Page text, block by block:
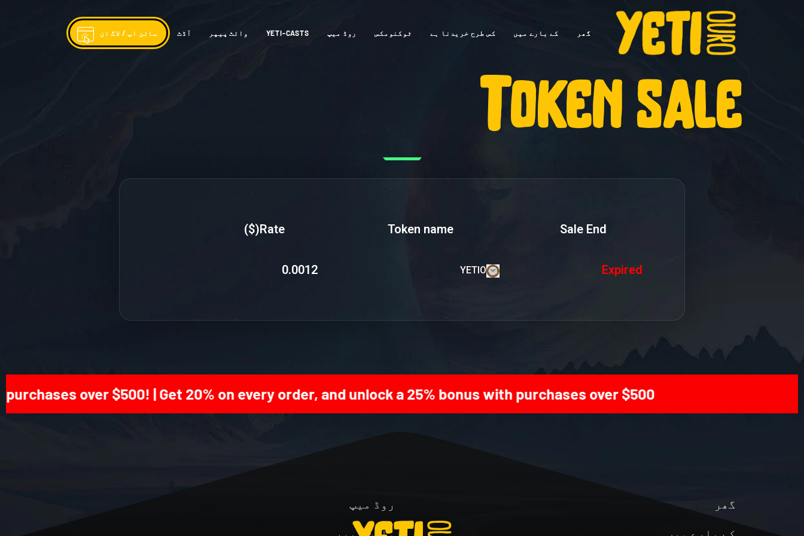
گھر کے بارے میں کس طرح خریدنا ہے ٹوکنومکس روڈ میپ YETI-CASTS وائٹ پیپر آڈٹ سائن اپ / لاگ ان
Token sale
Sale End
Token name
Rate($)
Expired
YETIO
0.0012
over $500! | Get 20% on every order, and unlock a 25% bonus with purchases over $500! |
گھر
کے بارے میں
روڈ میپ
وائٹ پیپر